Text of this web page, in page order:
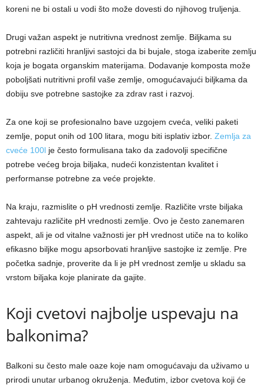
koreni ne bi ostali u vodi što može dovesti do njihovog truljenja.
Drugi važan aspekt je nutritivna vrednost zemlje. Biljkama su
potrebni različiti hranljivi sastojci da bi bujale, stoga izaberite zemlju
koja je bogata organskim materijama. Dodavanje komposta može
poboljšati nutritivni profil vaše zemlje, omogućavajući biljkama da
dobiju sve potrebne sastojke za zdrav rast i razvoj.
Za one koji se profesionalno bave uzgojem cveća, veliki paketi
zemlje, poput onih od 100 litara, mogu biti isplativ izbor. Zemlja za
cveće 100l je često formulisana tako da zadovolji specifične
potrebe većeg broja biljaka, nudeći konzistentan kvalitet i
performanse potrebne za veće projekte.
Na kraju, razmislite o pH vrednosti zemlje. Različite vrste biljaka
zahtevaju različite pH vrednosti zemlje. Ovo je često zanemaren
aspekt, ali je od vitalne važnosti jer pH vrednost utiče na to koliko
efikasno biljke mogu apsorbovati hranljive sastojke iz zemlje. Pre
početka sadnje, proverite da li je pH vrednost zemlje u skladu sa
vrstom biljaka koje planirate da gajite.
Koji cvetovi najbolje uspevaju na
balkonima?
Balkoni su često male oaze koje nam omogućavaju da uživamo u
prirodi unutar urbanog okruženja. Međutim, izbor cvetova koji će